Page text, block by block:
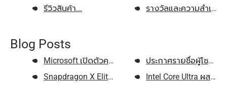
รีวิวสินค้า...
รางวัลและความสำเร็จ...
Blog Posts
Microsoft เปิดตัวคอมพิวเตอร์รุ...
Snapdragon X Elite ชิปประมวลผล...
ประกาศรายชื่อผู้โชคดีกิ
Intel Core Ultra ผสาน